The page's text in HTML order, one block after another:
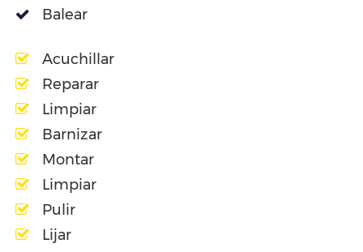
Balear
Acuchillar
Reparar
Limpiar
Barnizar
Montar
Limpiar
Pulir
Lijar